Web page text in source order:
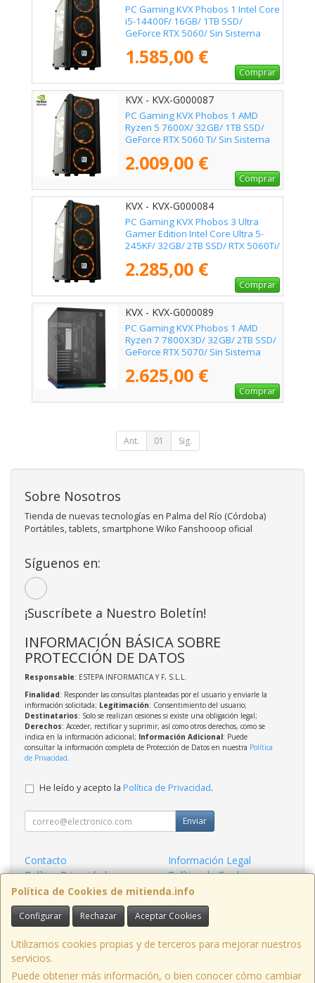
PC Gaming KVX Phobos 1 Intel Core
i5-14400F/ 16GB/ 1TB SSD/
GeForce RTX 5060/ Sin Sistema
1.585,00 €
Comprar
KVX - KVX-G000087
PC Gaming KVX Phobos 1 AMD
Ryzen 5 7600X/ 32GB/ 1TB SSD/
GeForce RTX 5060 Ti/ Sin Sistema
2.009,00 €
Comprar
KVX - KVX-G000084
PC Gaming KVX Phobos 3 Ultra
Gamer Edition Intel Core Ultra 5-
245KF/ 32GB/ 2TB SSD/ RTX 5060Ti/
2.285,00 €
Comprar
KVX - KVX-G000089
PC Gaming KVX Phobos 1 AMD
Ryzen 7 7800X3D/ 32GB/ 2TB SSD/
GeForce RTX 5070/ Sin Sistema
2.625,00 €
Comprar
Ant. 01 Sig.
Política de Cookies de mitienda.info
Configurar Rechazar Aceptar Cookies
Utilizamos cookies propias y de terceros para mejorar nuestros
servicios.
Puede obtener más información, o bien conocer cómo cambiar
Sobre Nosotros
Tienda de nuevas tecnologías en Palma del Río (Córdoba)
Portátiles, tablets, smartphone Wiko Fanshooop oficial
Síguenos en:
¡Suscríbete a Nuestro Boletín!
INFORMACIÓN BÁSICA SOBRE
PROTECCIÓN DE DATOS
Responsable: ESTEPA INFORMATICA Y F, S.L.L.
Finalidad: Responder las consultas planteadas por el usuario y enviarle la
información solicitada; Legitimación: Consentimiento del usuario;
Destinatarios: Solo se realizan cesiones si existe una obligación legal;
Derechos: Acceder, rectificar y suprimir, así como otros derechos, como se
indica en la información adicional; Información Adicional: Puede
consultar la información completa de Protección de Datos en nuestra Política
de Privacidad.
He leído y acepto la Política de Privacidad.
Enviar
Contacto
Información Legal
Política Privacidad
Política de Cookies
Condiciones de Compra
Formas de Pago
Contacto
admin@mitienda.info